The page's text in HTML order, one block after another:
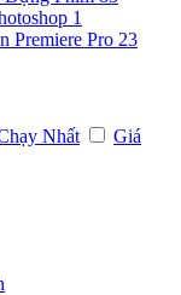
1
Premiere Pro 23
Nhất
Giá